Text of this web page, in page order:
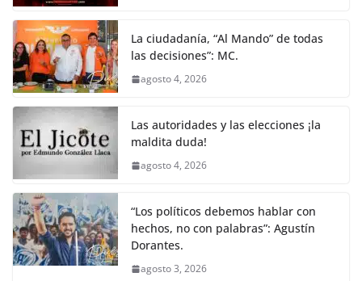
La ciudadanía, “Al Mando” de todas
las decisiones”: MC.
agosto 4, 2026
Las autoridades y las elecciones ¡la
maldita duda!
agosto 4, 2026
“Los políticos debemos hablar con
hechos, no con palabras”: Agustín
Dorantes.
agosto 3, 2026